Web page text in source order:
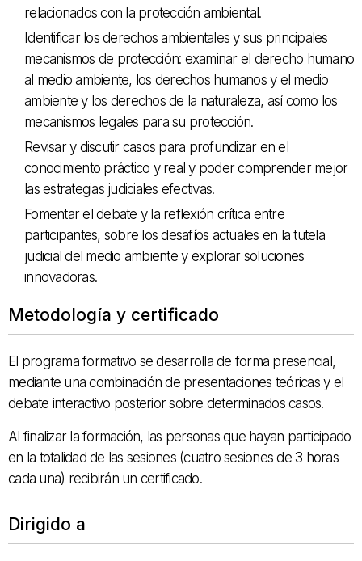
relacionados con la protección ambiental.
Identificar los derechos ambientales y sus principales
mecanismos de protección: examinar el derecho humano
al medio ambiente, los derechos humanos y el medio
ambiente y los derechos de la naturaleza, así como los
mecanismos legales para su protección.
Revisar y discutir casos para profundizar en el
conocimiento práctico y real y poder comprender mejor
las estrategias judiciales efectivas.
Fomentar el debate y la reflexión crítica entre
participantes, sobre los desafíos actuales en la tutela
judicial del medio ambiente y explorar soluciones
innovadoras.
Metodología y certificado
El programa formativo se desarrolla de forma presencial,
mediante una combinación de presentaciones teóricas y el
debate interactivo posterior sobre determinados casos.
Al finalizar la formación, las personas que hayan participado
en la totalidad de las sesiones (cuatro sesiones de 3 horas
cada una) recibirán un certificado.
Dirigido a